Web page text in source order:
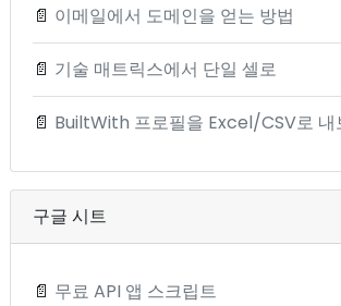
📄 이메일에서 도메인을 얻는 방법
📄 기술 매트릭스에서 단일 셀로
📄 BuiltWith 프로필을 Excel/CSV로 내
구글 시트
📄 무료 API 앱 스크립트